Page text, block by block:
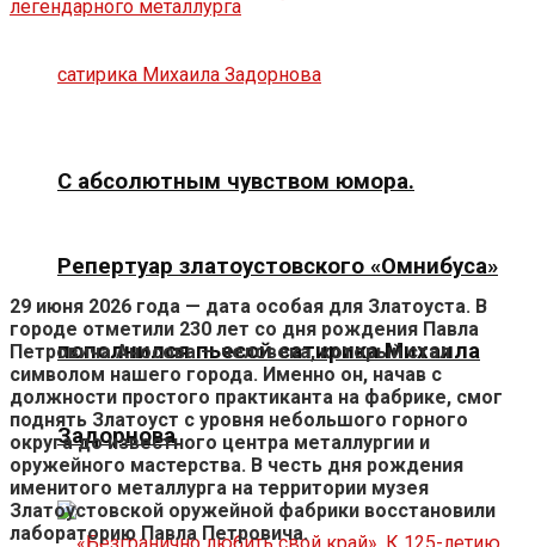
С абсолютным чувством юмора.
Репертуар златоустовского «Омнибуса»
пополнился пьесой сатирика Михаила
Задорнова
29 июня 2026 года — дата особая для Златоуста. В
городе отметили 230 лет со дня рождения Павла
Петровича Аносова — человека, который стал
символом нашего города. Именно он, начав с
должности простого практиканта на фабрике, смог
поднять Златоуст с уровня небольшого горного
округа до известного центра металлургии и
оружейного мастерства. В честь дня рождения
именитого металлурга на территории музея
Златоустовской оружейной фабрики восстановили
лабораторию Павла Петровича.